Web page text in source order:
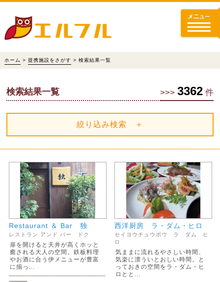
ホーム > 提携施設をさがす > 検索結果一覧
>>> 3362 件
検索結果一覧
絞り込み検索 ＋
Restaurant ＆ Bar 独
レストラン アンド バー ドク
扉を開けると天井が高くホッと
癒される大人の空間。鉄板料理
やお酒に合う伊メニューが豊富
に揃っ...
西洋厨房 ラ・ダム・ヒロ
セイヨウチュウボウ ラ ダム ヒ
ロ
気ままに流れるやさしい時間、
気楽に漂ういとおしい時間。と
っておきの空間をラ・ダム・ヒ
ロとと...